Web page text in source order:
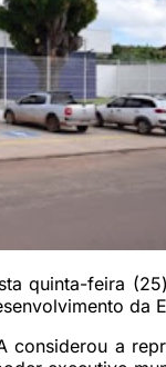
quinta-feira
considerou a